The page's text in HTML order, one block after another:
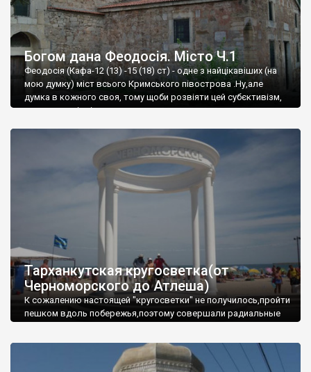
Богом дана Феодосія. Місто Ч.1
Феодосія (Кафа-12 (13) -15 (18) ст) - одне з найцікавіших (на
мою думку) міст всього Кримського півострова .Ну,але
думка в кожного своя, тому щоби розвіяти цей субєктивізм,
запрошую відвідати це
Тарханкутская кругосветка(от
Черноморского до Атлеша)
К сожалению настоящей "кругосветки" не получилось,пройти
пешком вдоль побережья,поэтому совершали радиальные